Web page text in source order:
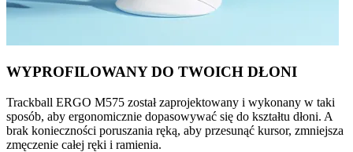
WYPROFILOWANY DO TWOICH DŁONI
Trackball ERGO M575 został zaprojektowany i wykonany w taki
sposób, aby ergonomicznie dopasowywać się do kształtu dłoni. A
brak konieczności poruszania ręką, aby przesunąć kursor, zmniejsza
zmęczenie całej ręki i ramienia.